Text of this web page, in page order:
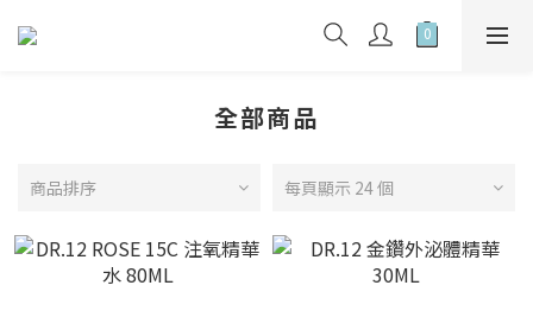
全部商品
商品排序 每頁顯示 24 個